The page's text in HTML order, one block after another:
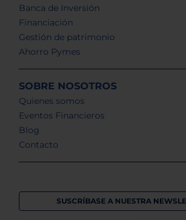
Banca de Inversión
Financiación
Gestión de patrimonio
Ahorro Pymes
SOBRE NOSOTROS
Quienes somos
Eventos Financieros
Blog
Contacto
SUSCRÍBASE A NUESTRA